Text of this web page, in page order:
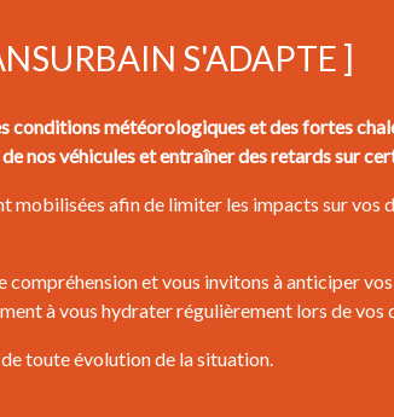
S'ADAPTE ]
conditions météorologiques et des fortes
nos véhicules et entraîner des retards sur
mobilisées afin de limiter les impacts sur vos
compréhension et vous invitons à anticiper
à vous hydrater régulièrement lors de vos
toute évolution de la situation.